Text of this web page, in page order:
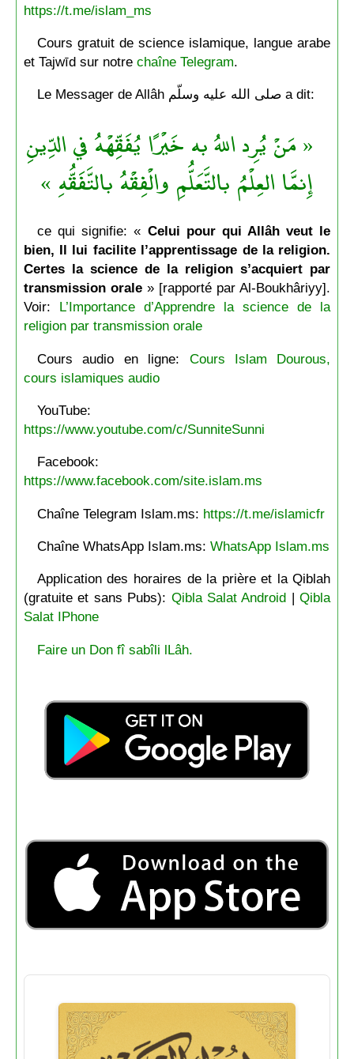
https://t.me/islam_ms
Cours gratuit de science islamique, langue arabe
et Tajwīd sur notre chaîne Telegram.
Le Messager de Allâh صلى الله عليه وسلّم a dit:
« مَنْ يُرِد اللهُ به خَيْرًا يُفَقِّهْهُ في الدِّينِ
إِنمَّا العِلْمُ بالتَّعَلُّمِ والْفِقْهُ بالتَّفَقُّهِ »
ce qui signifie: « Celui pour qui Allâh veut le
bien, Il lui facilite l’apprentissage de la religion.
Certes la science de la religion s’acquiert par
transmission orale» [rapporté par Al-Boukhâriyy].
Voir: L’Importance d’Apprendre la science de la
religion par transmission orale
Cours audio en ligne: Cours Islam Dourous,
cours islamiques audio
YouTube:
https://www.youtube.com/c/SunniteSunni
Facebook:
https://www.facebook.com/site.islam.ms
Chaîne Telegram Islam.ms: https://t.me/islamicfr
Chaîne WhatsApp Islam.ms: WhatsApp Islam.ms
Application des horaires de la prière et la Qiblah
(gratuite et sans Pubs): Qibla Salat Android |Qibla
Salat IPhone
Faire un Don fî sabîli lLâh.